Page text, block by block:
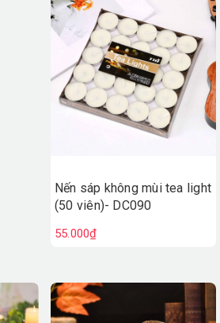
Nến sáp không mùi tea light
(50 viên)- DC090
55.000₫